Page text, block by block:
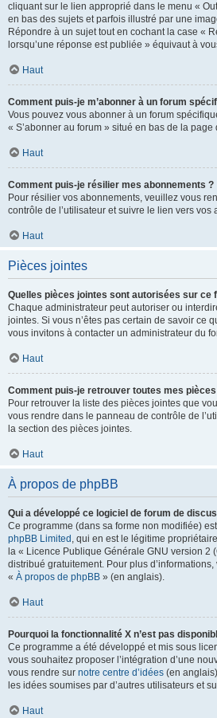
cliquant sur le lien approprié dans le menu «
en bas des sujets et parfois illustré par une
Répondre à un sujet tout en cochant la case «
lorsqu’une réponse est publiée » équivaut à
Haut
Comment puis-je m’abonner à un forum
Vous pouvez vous abonner à un forum
« S’abonner au forum » situé en bas de la page
Haut
Comment puis-je résilier mes abonnements ?
Pour résilier vos abonnements, veuillez vous
contrôle de l’utilisateur et suivre le lien vers vos
Haut
Pièces jointes
Quelles pièces jointes sont autorisées sur ce
Chaque administrateur peut autoriser ou
jointes. Si vous n’êtes pas certain de savoir ce
vous invitons à contacter un administrateur du
Haut
Comment puis-je retrouver toutes mes
Pour retrouver la liste des pièces jointes que
vous rendre dans le panneau de contrôle de
la section des pièces jointes.
Haut
À propos de phpBB
Qui a développé ce logiciel de forum de
Ce programme (dans sa forme non modifiée)
phpBB Limited , qui en est le légitime
la « Licence Publique Générale GNU version 2
distribué gratuitement. Pour plus
« À propos de phpBB » (en anglais).
Haut
Pourquoi la fonctionnalité X n’est pas
Ce programme a été développé et mis sous
vous souhaitez proposer l’intégration d’une
vous rendre sur notre centre d’idées (en
les idées soumises par d’autres utilisateurs et
Haut